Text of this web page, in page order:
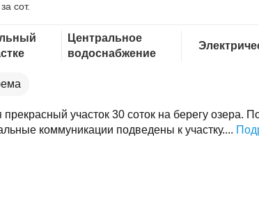
за сот.
Центральное
водоснабжение
прекрасный участок 30 соток на берегу озера.
коммуникации подведены к участку....